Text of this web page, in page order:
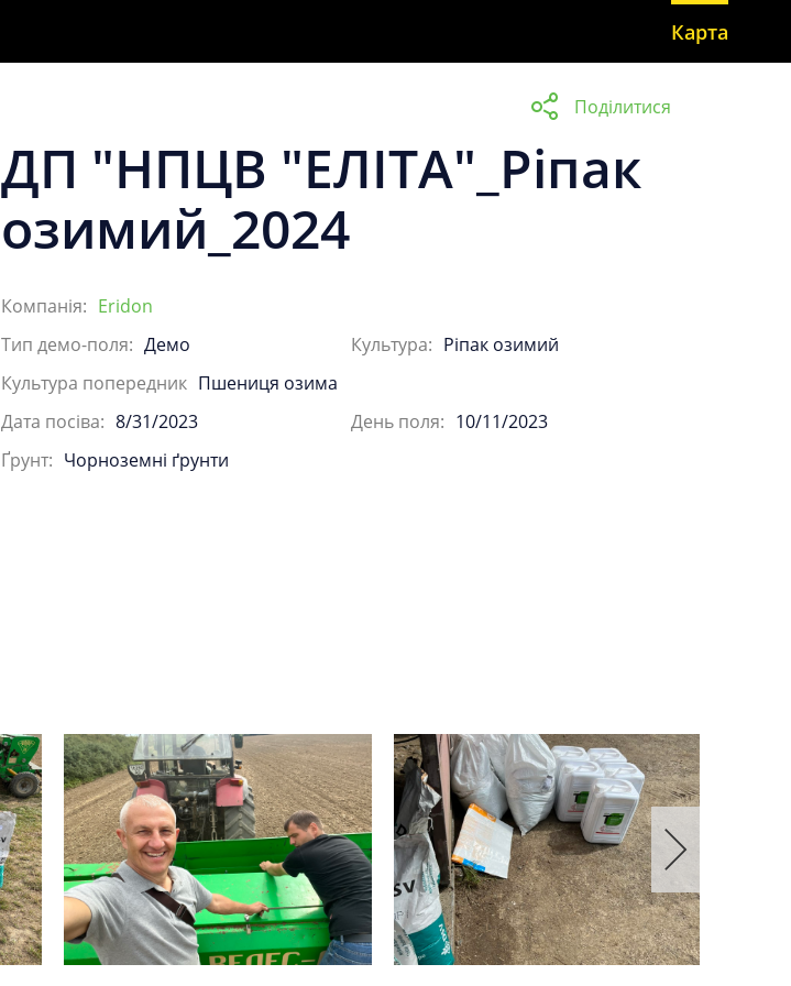
Поділитися
ДП "НПЦВ "ЕЛІТА"_Ріпак
озимий_2024
Компанія: Eridon
Тип демо-поля: Демо Культура: Ріпак озимий
Культура попередник Пшениця озима
Дата посіва: 8/31/2023 День поля: 10/11/2023
Ґрунт: Чорноземні ґрунти
Карта